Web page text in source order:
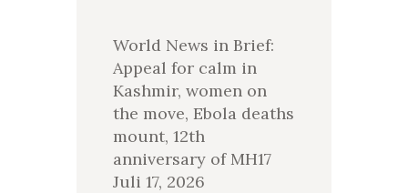
World News in Brief:
Appeal for calm in
Kashmir, women on
the move, Ebola deaths
mount, 12th
anniversary of MH17
Juli 17, 2026